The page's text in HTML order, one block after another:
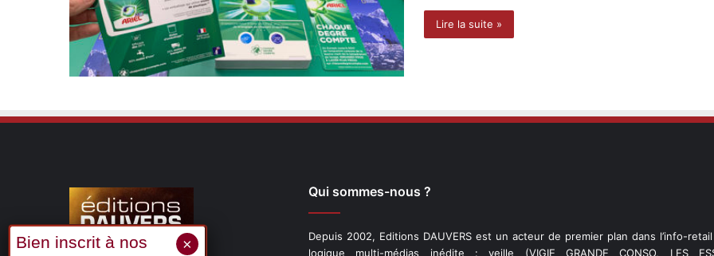
Lire la suite »
Qui sommes-nous ?
Depuis 2002, Editions DAUVERS est un acteur de premier plan dans l’info-
logique multi-médias inédite : veille (VIGIE GRANDE CONSO, LES